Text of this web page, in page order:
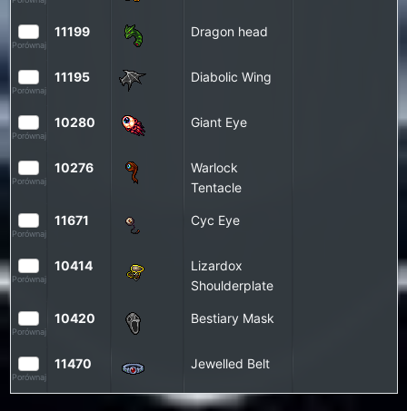
Porównaj
11199 Dragon head
Porównaj
11195 Diabolic Wing
Porównaj
10280 Giant Eye
Porównaj
10276
Warlock
Tentacle
Porównaj
11671 Cyc Eye
Porównaj
10414
Lizardox
Shoulderplate
Porównaj
10420 Bestiary Mask
Porównaj
11470 Jewelled Belt